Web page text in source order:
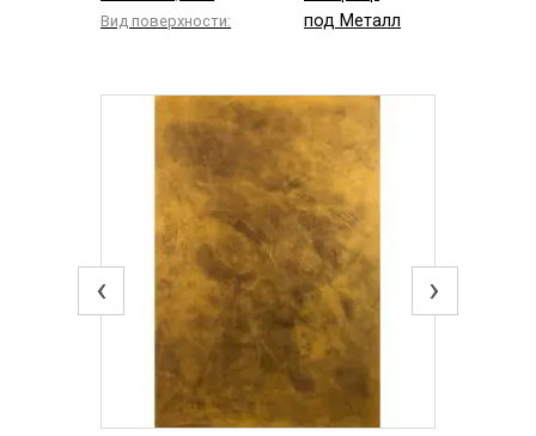
Вид поверхности: под Металл
‹ ›